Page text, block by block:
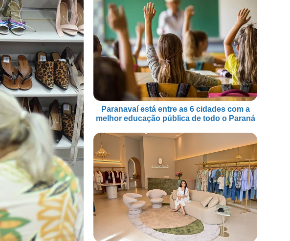
Paranavaí está entre as 6 cidades com a
melhor educação pública de todo o Paraná